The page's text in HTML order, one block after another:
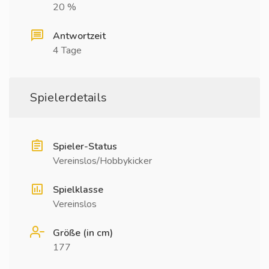
20 %
Antwortzeit
4 Tage
Spielerdetails
Spieler-Status
Vereinslos/Hobbykicker
Spielklasse
Vereinslos
Größe (in cm)
177